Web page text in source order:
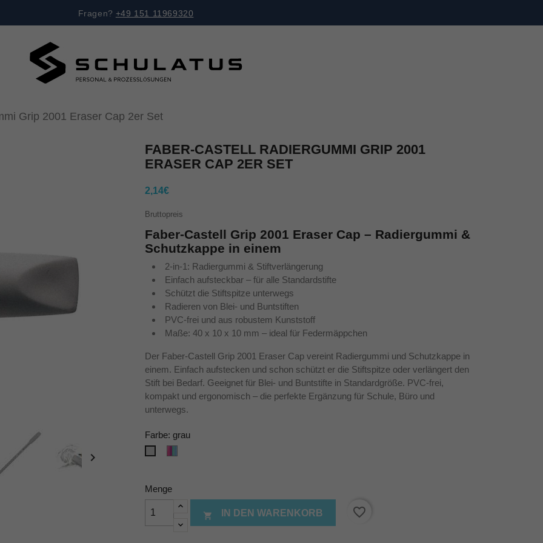
Fragen? +49 151 11969320
Grip 2001 Eraser Cap 2er Set

FABER-CASTELL RADIERGUMMI GRIP 2001
ERASER CAP 2ER SET
2,14€
Bruttopreis
Faber-Castell Grip 2001 Eraser Cap – Radiergummi &
Schutzkappe in einem
2-in-1: Radiergummi & Stiftverlängerung
Einfach aufsteckbar – für alle Standardstifte
Schützt die Stiftspitze unterwegs
Radieren von Blei- und Buntstiften
PVC-frei und aus robustem Kunststoff
Maße: 40 x 10 x 10 mm – ideal für Federmäppchen
Der Faber-Castell Grip 2001 Eraser Cap vereint Radiergummi und Schutzkappe in
einem. Einfach aufstecken und schon schützt er die Stiftspitze oder verlängert den
Stift bei Bedarf. Geeignet für Blei- und Buntstifte in Standardgröße. PVC-frei,
kompakt und ergonomisch – die perfekte Ergänzung für Schule, Büro und
unterwegs.
Farbe: grau
Menge
 IN DEN WARENKORB favorite_border